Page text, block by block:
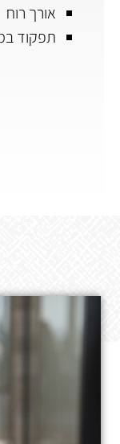
אורך רוח
תפקוד